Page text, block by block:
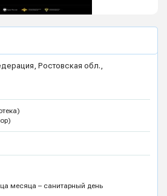
Ростовская обл.,
месяца – санитарный день